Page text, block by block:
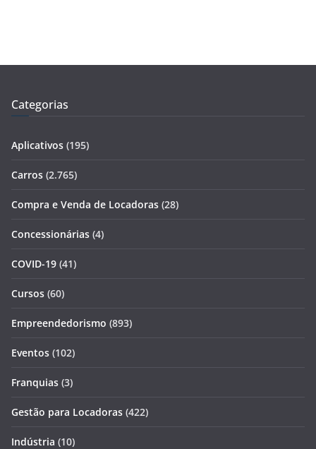
Categorias
Aplicativos (195)
Carros (2.765)
Compra e Venda de Locadoras (28)
Concessionárias (4)
COVID-19 (41)
Cursos (60)
Empreendedorismo (893)
Eventos (102)
Franquias (3)
Gestão para Locadoras (422)
Indústria (10)